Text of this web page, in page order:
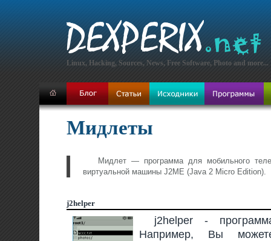
Linux, Hacking, Sources, News, Free Software, Photo and more...
Мидлеты
Мидлет — программа для мобильного
виртуальной машины J2ME (Java 2 Micro Edition).
j2helper
j2helper -
Например, Вы